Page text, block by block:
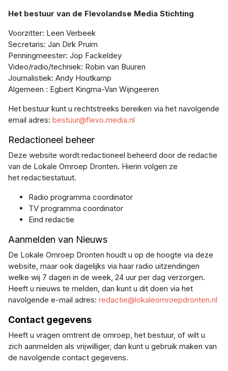
Het bestuur van de Flevolandse Media Stichting
Voorzitter: Leen Verbeek
Secretaris: Jan Dirk Pruim
Penningmeester: Jop Fackeldey
Video/radio/techniek: Robin van Buuren
Journalistiek: Andy Houtkamp
Algemeen : Egbert Kingma-Van Wijngeeren
Het bestuur kunt u rechtstreeks bereiken via het navolgende
email adres: bestuur@flevo.media.nl
Redactioneel beheer
Deze website wordt redactioneel beheerd door de redactie
van de Lokale Omroep Dronten. Hierin volgen ze
het redactiestatuut.
Radio programma coordinator
TV programma coordinator
Eind redactie
Aanmelden van Nieuws
De Lokale Omroep Dronten houdt u op de hoogte via deze
website, maar ook dagelijks via haar radio uitzendingen
welke wij 7 dagen in de week, 24 uur per dag verzorgen.
Heeft u nieuws te melden, dan kunt u dit doen via het
navolgende e-mail adres: redactie@lokaleomroepdronten.nl
Contact gegevens
Heeft u vragen omtrent de omroep, het bestuur, of wilt u
zich aanmelden als vrijwilliger, dan kunt u gebruik maken van
de navolgende contact gegevens.